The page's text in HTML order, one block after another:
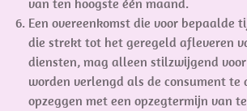
van ten hoogste één maand.
Een overeenkomst die voor bepaalde
die strekt tot het geregeld afleveren
diensten, mag alleen stilzwijgend
worden verlengd als de consument
opzeggen met een opzegtermijn van